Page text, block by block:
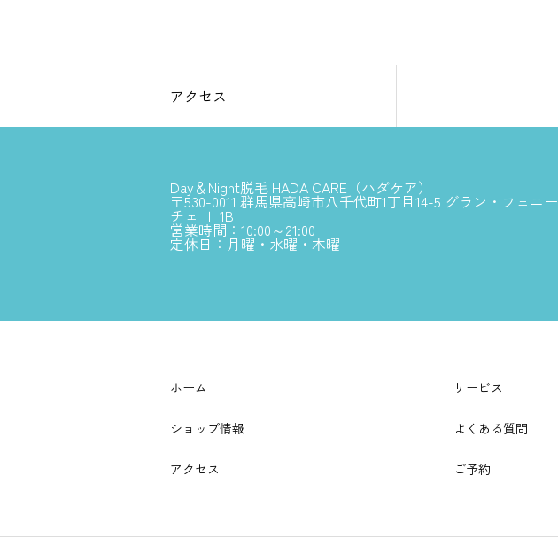
アクセス
Day＆Night脱毛 HADA CARE（ハダケア）
〒530-0011 群馬県高崎市八千代町1丁目14-5 グラン・フェニー
チェ Ｉ 1B
営業時間：10:00～21:00
定休日：月曜・水曜・木曜
ホーム
ショップ情報
アクセス
サービス
よくある質問
ご予約